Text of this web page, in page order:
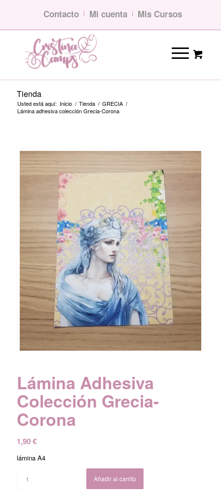
Contacto Mi cuenta Mis Cursos
Tienda
Usted está aquí: Inicio / Tienda / GRECIA /
Lámina adhesiva colección Grecia-Corona
Lámina Adhesiva
Colección Grecia-
Corona
1,90€
lámina A4
Añadir al carrito